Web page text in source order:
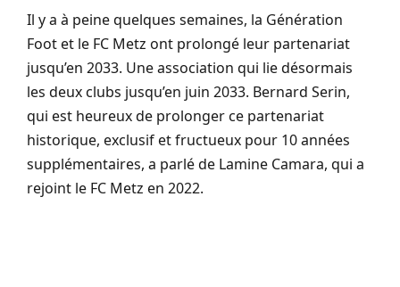
Il y a à peine quelques semaines, la Génération
Foot et le FC Metz ont prolongé leur partenariat
jusqu’en 2033. Une association qui lie désormais
les deux clubs jusqu’en juin 2033. Bernard Serin,
qui est heureux de prolonger ce partenariat
historique, exclusif et fructueux pour 10 années
supplémentaires, a parlé de Lamine Camara, qui a
rejoint le FC Metz en 2022.